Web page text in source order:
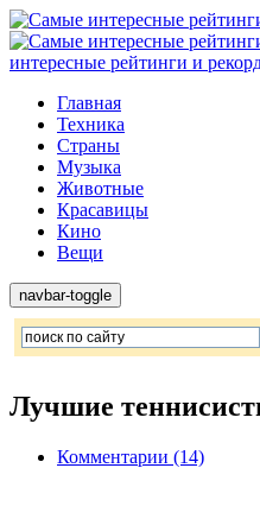
интересные рейтинги и
Главная
Техника
Страны
Музыка
Животные
Красавицы
Кино
Вещи
navbar-toggle
Лучшие
Комментарии (14)